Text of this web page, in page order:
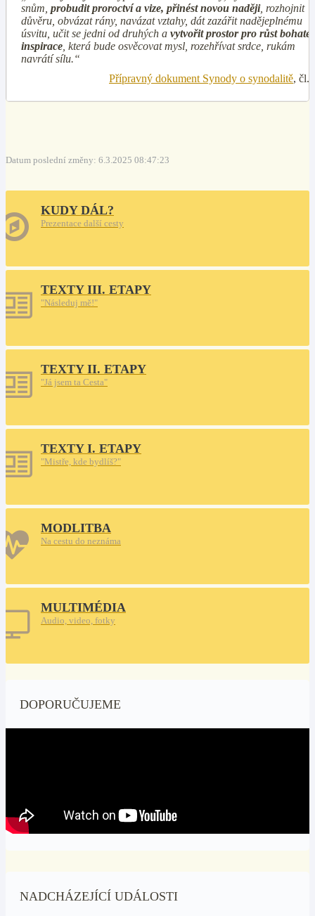
snům, probudit proroctví a vize, přinést novou naději, rozhojnit
důvěru, obvázat rány, navázat vztahy, dát zazářit nadějeplnému
úsvitu, učit se jedni od druhých a vytvořit prostor pro růst bohaté
inspirace , která bude osvěcovat mysl, rozehřívat srdce, rukám
navrátí sílu.“
Přípravný dokument Synody o synodalitě, čl.
Datum poslední změny: 6.3.2025 08:47:23
KUDY DÁL?
Prezentace další cesty
TEXTY III. ETAPY
"Následuj mě!"
TEXTY II. ETAPY
"Já jsem ta Cesta"
TEXTY I. ETAPY
"Mistře, kde bydlíš?"
MODLITBA
Na cestu do neznáma
MULTIMÉDIA
Audio, video, fotky
DOPORUČUJEME
NADCHÁZEJÍCÍ UDÁLOSTI